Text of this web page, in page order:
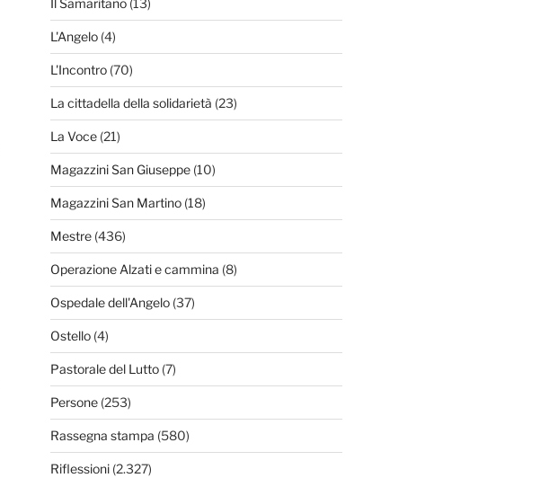
Il Samaritano(13)
L'Angelo(4)
L'Incontro(70)
La cittadella della solidarietà (23)
La Voce(21)
Magazzini San Giuseppe(10)
Magazzini San Martino(18)
Mestre(436)
Operazione Alzati e cammina (8)
Ospedale dell'Angelo(37)
Ostello(4)
Pastorale del Lutto(7)
Persone(253)
Rassegna stampa (580)
Riflessioni(2.327)